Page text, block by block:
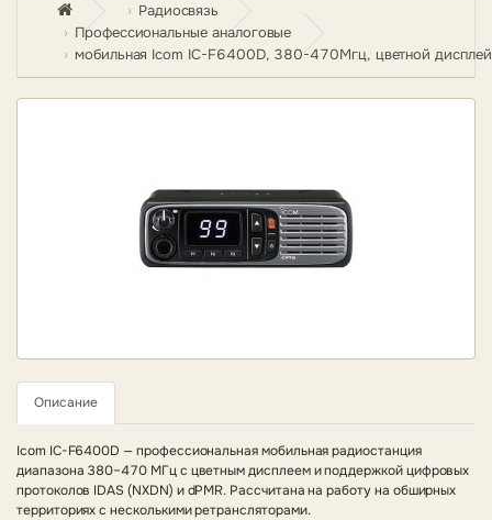
Радиосвязь
Профессиональные аналоговые
мобильная Icom IC-F6400D, 380-470Мгц, цветной
Описание
Icom IC-F6400D — профессиональная мобильная радиостанция
диапазона 380–470 МГц с цветным дисплеем и поддержкой цифровых
протоколов IDAS (NXDN) и dPMR. Рассчитана на работу на обширных
территориях с несколькими ретрансляторами.